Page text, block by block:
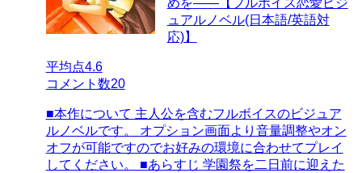
めを――【フルボイス恋愛ビジ
ュアルノベル(日本語/英語対
応)】
平均点4.6
コメント数20
■本作について 主人公を含むフルボイスのビジュア
ルノベルです。 オプション画面より音量調整やオン
オフが可能ですのでお好みの環境に合わせてプレイ
してください。 ■あらすじ 学園祭を二日前に迎えた